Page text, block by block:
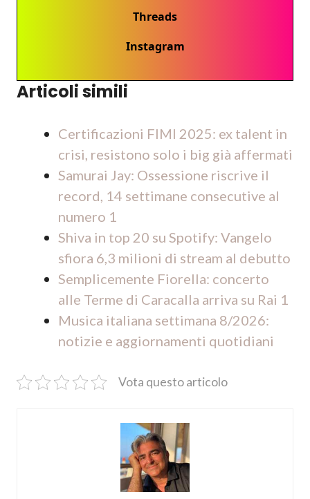
Threads
Instagram
Articoli simili
Certificazioni FIMI 2025: ex talent in
crisi, resistono solo i big già affermati
Samurai Jay: Ossessione riscrive il
record, 14 settimane consecutive al
numero 1
Shiva in top 20 su Spotify: Vangelo
sfiora 6,3 milioni di stream al debutto
Semplicemente Fiorella: concerto
alle Terme di Caracalla arriva su Rai 1
Musica italiana settimana 8/2026:
notizie e aggiornamenti quotidiani
Vota questo articolo